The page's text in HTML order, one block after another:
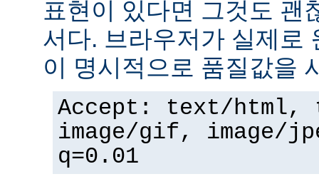
표현이 있다면 그것도 괜
서다. 브라우저가 실제로
이 명시적으로 품질값을
Accept: text/
image/gif, image/
q=0.01